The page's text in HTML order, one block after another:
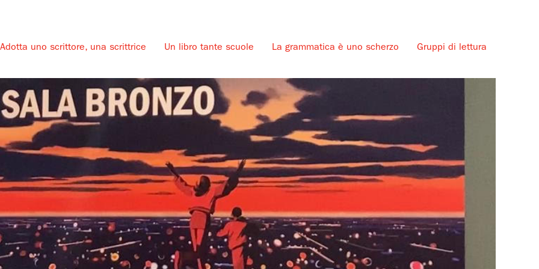
Adotta uno scrittore, una scrittrice Un libro tante scuole La grammatica è uno scherzo Gruppi di lettura